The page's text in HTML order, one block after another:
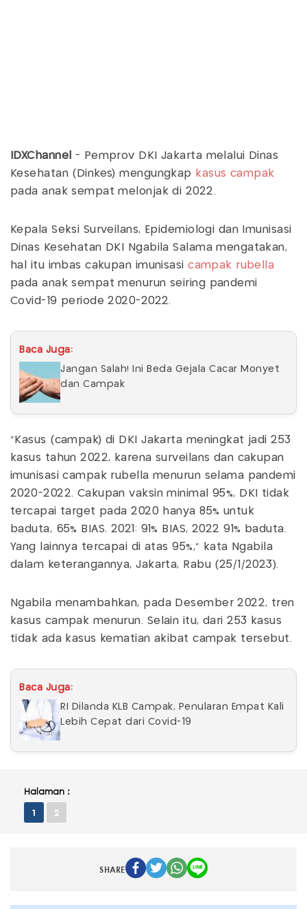
IDXChannel - Pemprov DKI Jakarta melalui Dinas
Kesehatan (Dinkes) mengungkap
kasus campak
pada anak sempat melonjak di 2022.
Kepala Seksi Surveilans, Epidemiologi dan Imunisasi
Dinas Kesehatan DKI Ngabila Salama mengatakan,
hal itu imbas cakupan imunisasicampak rubella
pada anak sempat menurun seiring pandemi
Covid-19 periode 2020-2022.
Baca Juga:
Jangan Salah! Ini Beda Gejala Cacar Monyet
dan Campak
"Kasus (campak) di DKI Jakarta meningkat jadi 253
kasus tahun 2022, karena surveilans dan cakupan
imunisasi campak rubella menurun selama pandemi
2020-2022. Cakupan vaksin minimal 95%, DKI tidak
tercapai target pada 2020 hanya 85% untuk
baduta, 65% BIAS. 2021: 91% BIAS, 2022 91% baduta.
Yang lainnya tercapai di atas 95%," kata Ngabila
dalam keterangannya, Jakarta, Rabu (25/1/2023).
Ngabila menambahkan, pada Desember 2022, tren
kasus campak menurun. Selain itu, dari 253 kasus
tidak ada kasus kematian akibat campak tersebut.
Baca Juga:
RI Dilanda KLB Campak, Penularan Empat Kali
Lebih Cepat dari Covid-19
Halaman :
1 2
SHARE